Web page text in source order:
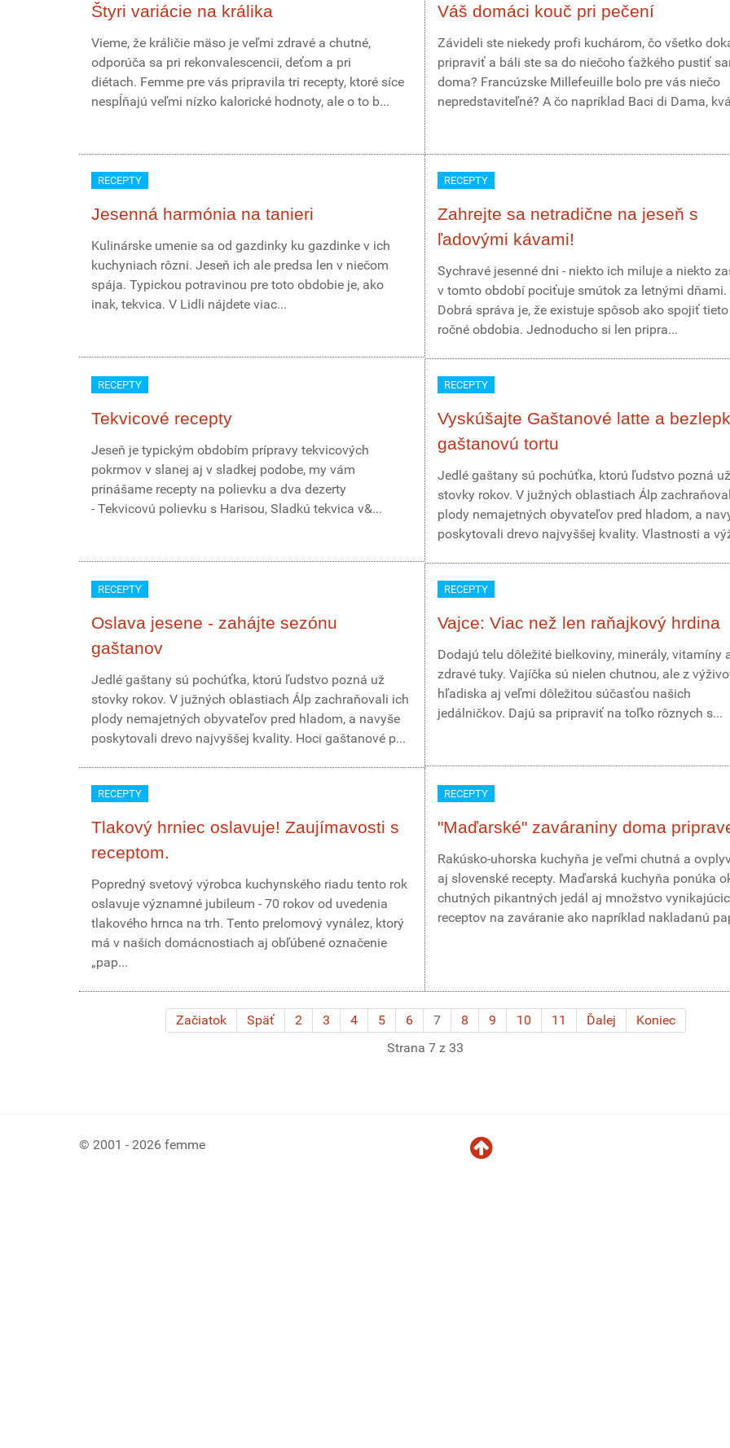
Štyri variácie na králika
Vieme, že králičie mäso je veľmi zdravé a chutné,
odporúča sa pri rekonvalescencii, deťom a pri
diétach. Femme pre vás pripravila tri recepty, ktoré síce
nespĺňajú veľmi nízko kalorické hodnoty, ale o to b...
Váš domáci kouč pri pečení
Závideli ste niekedy profi kuchárom, čo všetko
pripraviť a báli ste sa do niečoho ťažkého pustiť
doma? Francúzske Millefeuille bolo pre vás niečo
nepredstaviteľné? A čo napríklad Baci di Dama,
RECEPTY
Jesenná harmónia na tanieri
Kulinárske umenie sa od gazdinky ku gazdinke v ich
kuchyniach rôzni. Jeseň ich ale predsa len v niečom
spája. Typickou potravinou pre toto obdobie je, ako
inak, tekvica. V Lidli nájdete viac...
RECEPTY
Zahrejte sa netradične na jeseň s
ľadovými kávami!
Sychravé jesenné dni - niekto ich miluje a niekto
v tomto období pociťuje smútok za letnými dňami.
Dobrá správa je, že existuje spôsob ako spojiť
ročné obdobia. Jednoducho si len pripra...
RECEPTY
Tekvicové recepty
Jeseň je typickým obdobím prípravy tekvicových
pokrmov v slanej aj v sladkej podobe, my vám
prinášame recepty na polievku a dva dezerty
- Tekvicovú polievku s Harisou, Sladkú tekvica v&...
RECEPTY
Vyskúšajte Gaštanové latte a
gaštanovú tortu
Jedlé gaštany sú pochúťka, ktorú ľudstvo pozná už
stovky rokov. V južných oblastiach Álp
plody nemajetných obyvateľov pred hladom, a
poskytovali drevo najvyššej kvality. Vlastnosti a
RECEPTY
Oslava jesene - zahájte sezónu
gaštanov
Jedlé gaštany sú pochúťka, ktorú ľudstvo pozná už
stovky rokov. V južných oblastiach Álp zachraňovali ich
plody nemajetných obyvateľov pred hladom, a navyše
poskytovali drevo najvyššej kvality. Hoci gaštanové p...
RECEPTY
Vajce: Viac než len raňajkový hrdina
Dodajú telu dôležité bielkoviny, minerály, vitamíny
zdravé tuky. Vajíčka sú nielen chutnou, ale z
hľadiska aj veľmi dôležitou súčasťou našich
jedálničkov. Dajú sa pripraviť na toľko rôznych s...
RECEPTY
Tlakový hrniec oslavuje! Zaujímavosti s
receptom.
Popredný svetový výrobca kuchynského riadu tento rok
oslavuje významné jubileum - 70 rokov od uvedenia
tlakového hrnca na trh. Tento prelomový vynález, ktorý
má v našich domácnostiach aj obľúbené označenie
„pap...
RECEPTY
"Maďarské" zaváraniny doma
Rakúsko-uhorska kuchyňa je veľmi chutná a
aj slovenské recepty. Maďarská kuchyňa ponúka
chutných pikantných jedál aj množstvo
receptov na zaváranie ako napríklad nakladanú
Začiatok Späť 2 3 4 5 6 7 8 9 10 11 Ďalej
Koniec
Strana 7 z 33
© 2001 - 2026 femme